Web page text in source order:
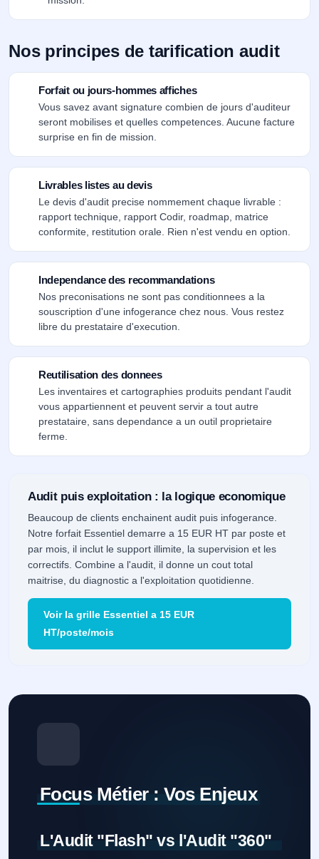
Nos principes de tarification audit
Forfait ou jours-hommes affiches
Vous savez avant signature combien de jours d'auditeur
seront mobilises et quelles competences. Aucune facture
surprise en fin de mission.
Livrables listes au devis
Le devis d'audit precise nommement chaque livrable :
rapport technique, rapport Codir, roadmap, matrice
conformite, restitution orale. Rien n'est vendu en option.
Independance des recommandations
Nos preconisations ne sont pas conditionnees a la
souscription d'une infogerance chez nous. Vous restez
libre du prestataire d'execution.
Reutilisation des donnees
Les inventaires et cartographies produits pendant l'audit
vous appartiennent et peuvent servir a tout autre
prestataire, sans dependance a un outil proprietaire
ferme.
Audit puis exploitation : la logique economique
Beaucoup de clients enchainent audit puis infogerance.
Notre forfait Essentiel demarre a 15 EUR HT par poste et
par mois, il inclut le support illimite, la supervision et les
correctifs. Combine a l'audit, il donne un cout total
maitrise, du diagnostic a l'exploitation quotidienne.
Voir la grille Essentiel a 15 EUR
HT/poste/mois
Focus Métier : Vos Enjeux
L'Audit "Flash" vs l'Audit "360"